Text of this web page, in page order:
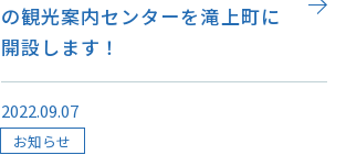
の観光案内センターを滝上町に
開設します！
2022.09.07
お知らせ